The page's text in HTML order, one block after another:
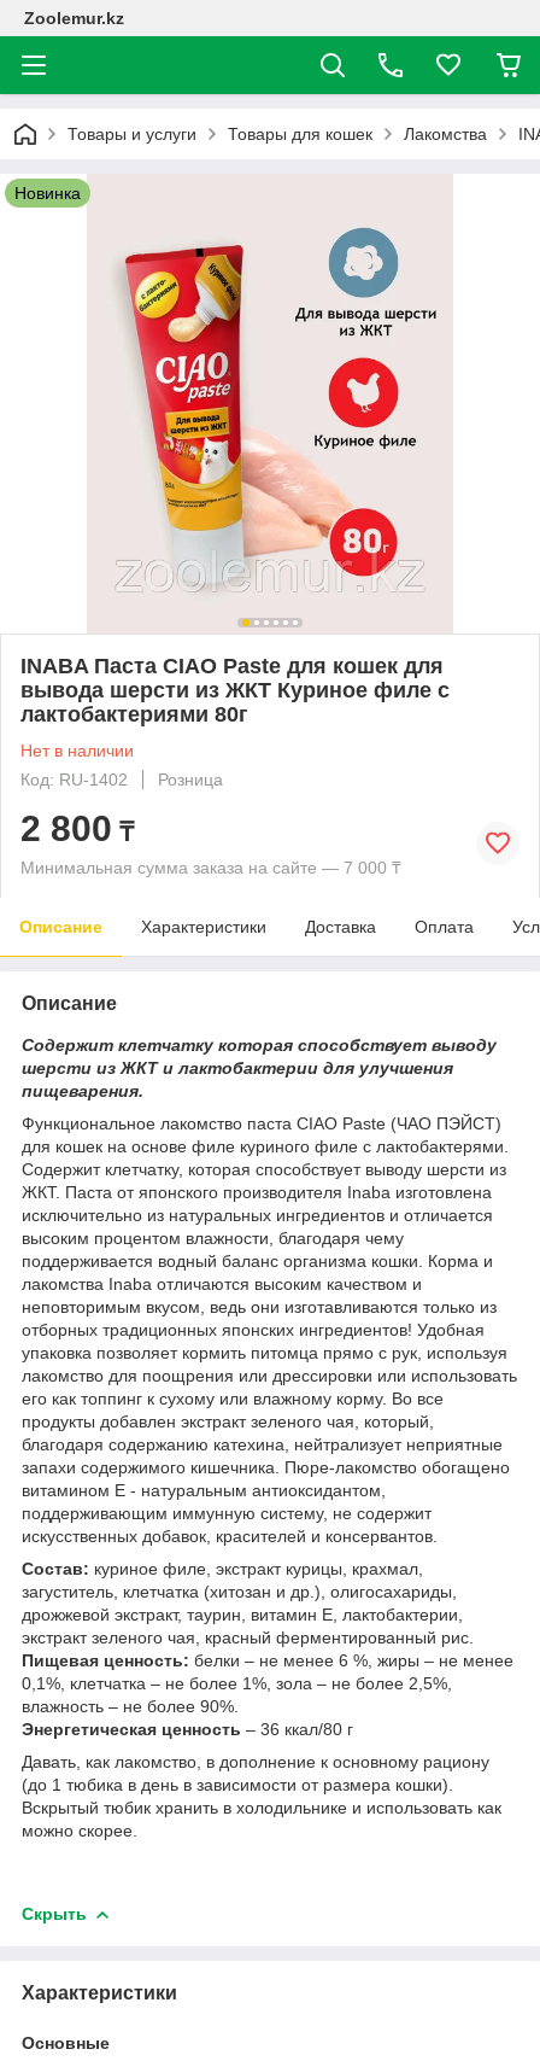
Zoolemur.kz
Товары и услуги Товары для кошек Лакомства
Новинка
INABA Паста CIAO Paste для кошек для
вывода шерсти из ЖКТ Куриное филе с
лактобактериями 80г
Нет в наличии
Код: RU-1402
Розница
2 800 ₸
Минимальная сумма заказа на сайте — 7 000 ₸
Описание Характеристики Доставка Оплата
Описание
Содержит клетчатку которая способствует выводу
шерсти из ЖКТ и лактобактерии для улучшения
пищеварения.
Функциональное лакомство паста CIAO Paste (ЧАО ПЭЙСТ)
для кошек на основе филе куриного филе с лактобактерями.
Содержит клетчатку, которая способствует выводу шерсти из
ЖКТ. Паста от японского производителя Inaba изготовлена
исключительно из натуральных ингредиентов и отличается
высоким процентом влажности, благодаря чему
поддерживается водный баланс организма кошки. Корма и
лакомства Inaba отличаются высоким качеством и
неповторимым вкусом, ведь они изготавливаются только из
отборных традиционных японских ингредиентов! Удобная
упаковка позволяет кормить питомца прямо с рук, используя
лакомство для поощрения или дрессировки или использовать
его как топпинг к сухому или влажному корму. Во все
продукты добавлен экстракт зеленого чая, который,
благодаря содержанию катехина, нейтрализует неприятные
запахи содержимого кишечника. Пюре-лакомство обогащено
витамином Е - натуральным антиоксидантом,
поддерживающим иммунную систему, не содержит
искусственных добавок, красителей и консервантов.
Состав: куриное филе, экстракт курицы, крахмал,
загуститель, клетчатка (хитозан и др.), олигосахариды,
дрожжевой экстракт, таурин, витамин Е, лактобактерии,
экстракт зеленого чая, красный ферментированный рис.
Пищевая ценность: белки – не менее 6 %, жиры – не менее
0,1%, клетчатка – не более 1%, зола – не более 2,5%,
влажность – не более 90%.
Энергетическая ценность – 36 ккал/80 г
Давать, как лакомство, в дополнение к основному рациону
(до 1 тюбика в день в зависимости от размера кошки).
Вскрытый тюбик хранить в холодильнике и использовать как
можно скорее.
Скрыть
Характеристики
Основные